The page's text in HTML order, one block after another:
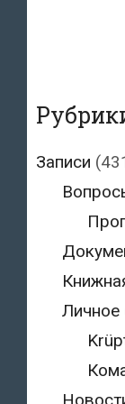
Записи
Личное